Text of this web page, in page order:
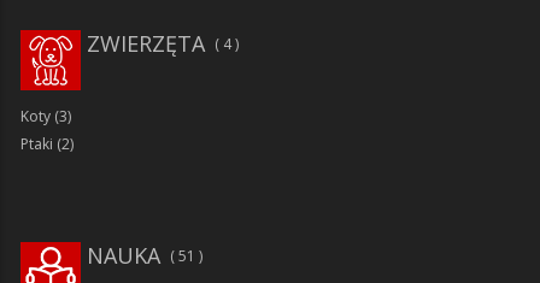
ZWIERZĘTA 4
Koty (3)
Ptaki (2)
51
NAUKA